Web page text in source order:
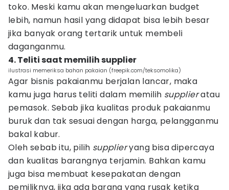
toko. Meski kamu akan mengeluarkan budget
lebih, namun hasil yang didapat bisa lebih besar
jika banyak orang tertarik untuk membeli
daganganmu.
4. Teliti saat memilih supplier
ilustrasi memeriksa bahan pakaian (freepik.com/teksomolika)
Agar bisnis pakaianmu berjalan lancar, maka
kamu juga harus teliti dalam memilih supplieratau
pemasok. Sebab jika kualitas produk pakaianmu
buruk dan tak sesuai dengan harga, pelangganmu
bakal kabur.
Oleh sebab itu, pilih supplieryang bisa dipercaya
dan kualitas barangnya terjamin. Bahkan kamu
juga bisa membuat kesepakatan dengan
pemiliknya, jika ada barang yang rusak ketika